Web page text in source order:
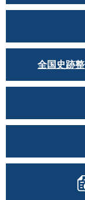
全国史跡